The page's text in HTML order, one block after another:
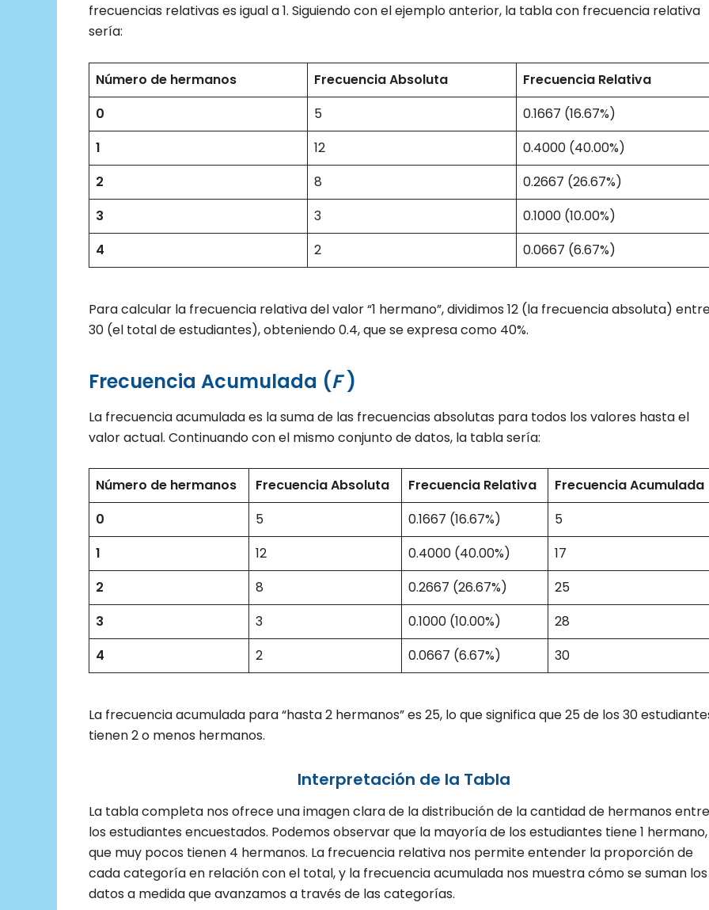
frecuencias relativas es igual a 1. Siguiendo con el ejemplo anterior, la tabla con frecuencia relativa
sería:
Número de hermanos Frecuencia Absoluta
Frecuencia Relativa
0
5
0.1667 (16.67%)
1
12
0.4000 (40.00%)
2
8
0.2667 (26.67%)
3
3
0.1000 (10.00%)
4
2 0.0667 (6.67%)
Para calcular la frecuencia relativa del valor “1 hermano”, dividimos 12 (la frecuencia absoluta)
30 (el total de estudiantes), obteniendo 0.4, que se expresa como 40%.
Frecuencia Acumulada (F)
La frecuencia acumulada es la suma de las frecuencias absolutas para todos los valores hasta el
valor actual. Continuando con el mismo conjunto de datos, la tabla sería:
Número de hermanos Frecuencia Absoluta Frecuencia Relativa
Frecuencia Acumulada
0
5 0.1667 (16.67%)
5
1
12 0.4000 (40.00%)
17
2
8 0.2667 (26.67%)
25
3
3 0.1000 (10.00%)
28
4
2 0.0667 (6.67%) 30
La frecuencia acumulada para “hasta 2 hermanos” es 25, lo que significa que 25 de los 30
tienen 2 o menos hermanos.
Interpretación de la Tabla
La tabla completa nos ofrece una imagen clara de la distribución de la cantidad de hermanos entre
los estudiantes encuestados. Podemos observar que la mayoría de los estudiantes tiene 1
que muy pocos tienen 4 hermanos. La frecuencia relativa nos permite entender la proporción de
cada categoría en relación con el total, y la frecuencia acumulada nos muestra cómo se suman los
datos a medida que avanzamos a través de las categorías.